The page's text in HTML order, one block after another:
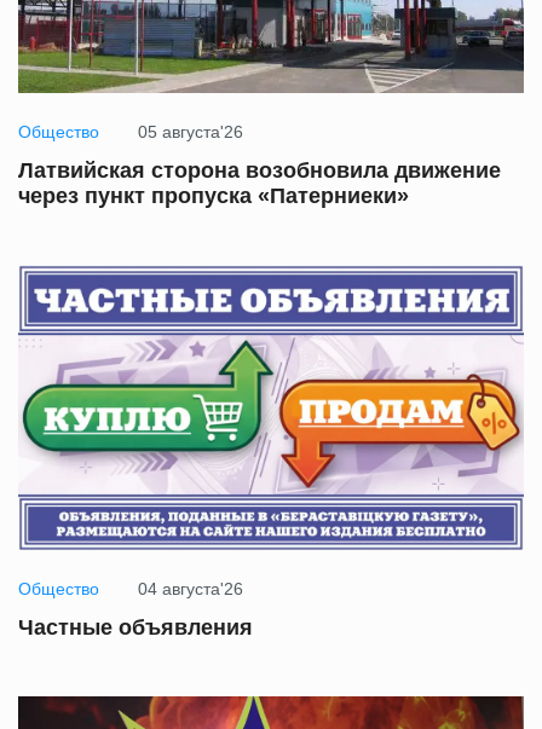
Общество 05 августа'26
Латвийская сторона возобновила движение
через пункт пропуска «Патерниеки»
Общество 04 августа'26
Частные объявления